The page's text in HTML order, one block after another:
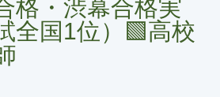
格・渋幕合格実
国1位）🟩高校